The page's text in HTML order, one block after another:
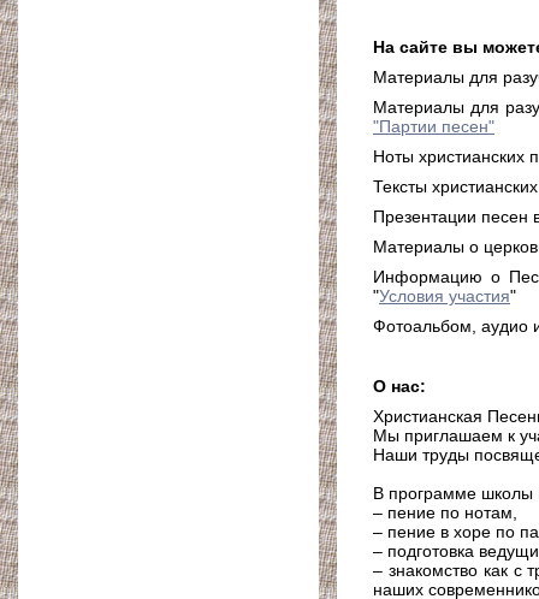
На сайте вы
Материалы для
Материалы для
"Партии песен"
Ноты христианских
Тексты
Презентации песен
Материалы о
Информацию о
"Условия участия"
Фотоальбом, аудио
О нас:
Христианская
Мы приглашаем к
Наши труды
В программе школы
– пение по нотам,
– пение в хоре по
– подготовка
– знакомство как с
наших